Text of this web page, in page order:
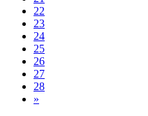
22
23
24
25
26
27
28
»